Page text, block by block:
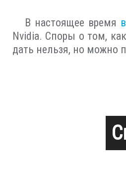
В настоящее время
Nvidia. Споры о том,
дать нельзя, но можно